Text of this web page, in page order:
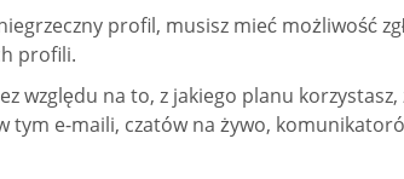
profil, musisz mieć możliwość
profili.
na to, z jakiego planu
e-maili, czatów na żywo,